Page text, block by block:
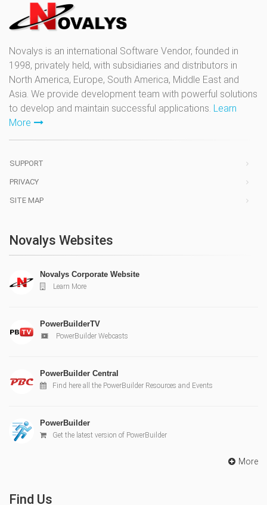
Novalys is an international Software Vendor, founded in
1998, privately held, with subsidiaries and distributors in
North America, Europe, South America, Middle East and
Asia. We provide development team with powerful solutions
to develop and maintain successful applications. Learn
More
SUPPORT
PRIVACY
SITE MAP
Novalys Websites
Novalys Corporate Website
Learn More
PowerBuilderTV
PowerBuilder Webcasts
PowerBuilder Central
Find here all the PowerBuilder Resources and Events
PowerBuilder
Get the latest version of PowerBuilder
More
Find Us